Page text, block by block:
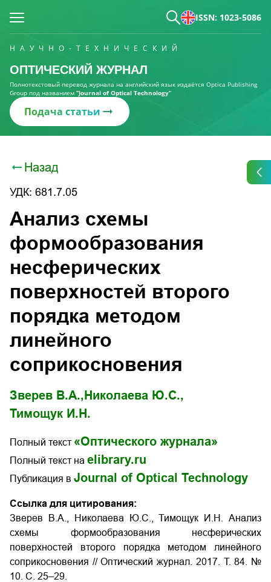
ISSN: 1023-5086
НАУЧНО-ТЕХНИЧЕСКИЙ
ОПТИЧЕСКИЙ ЖУРНАЛ
Полнотекстовый перевод журнала на английский язык издаётся Optica Publishing
Group под названием “Journal of Optical Technology“
Подача статьи
Назад
УДК: 681.7.05
Анализ схемы
формообразования
несферических
поверхностей второго
порядка методом
линейного
соприкосновения
Зверев В.А., Николаева Ю.С.,
Тимощук И.Н.
Полный текст «Оптического журнала»
Полный текст на elibrary.ru
Публикация в Journal of Optical Technology
Ссылка для цитирования:
Зверев В.А., Николаева Ю.С., Тимощук И.Н. Анализ
схемы формообразования несферических
поверхностей второго порядка методом линейного
соприкосновения // Оптический журнал. 2017. Т. 84. №
10. С. 25–29.